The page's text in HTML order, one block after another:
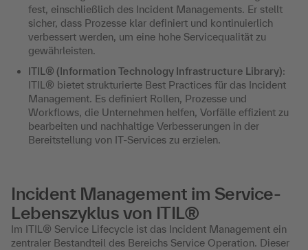
fest, einschließlich des Incident Managements. Er stellt
sicher, dass Prozesse klar definiert und kontinuierlich
verbessert werden, um eine hohe Servicequalität zu
gewährleisten.
ITIL® (Information Technology Infrastructure Library):
ITIL® bietet strukturierte Best Practices für das Incident
Management. Es definiert Rollen, Prozesse und
Workflows, die Unternehmen helfen, Vorfälle effizient zu
bearbeiten und nachhaltige Verbesserungen in der
Bereitstellung von IT-Services zu erzielen.
Incident Management im Service-
Lebenszyklus von ITIL®
Im ITIL® Service Lifecycle ist das Incident Management ein
zentraler Bestandteil des Bereichs Service Operation. Dieser